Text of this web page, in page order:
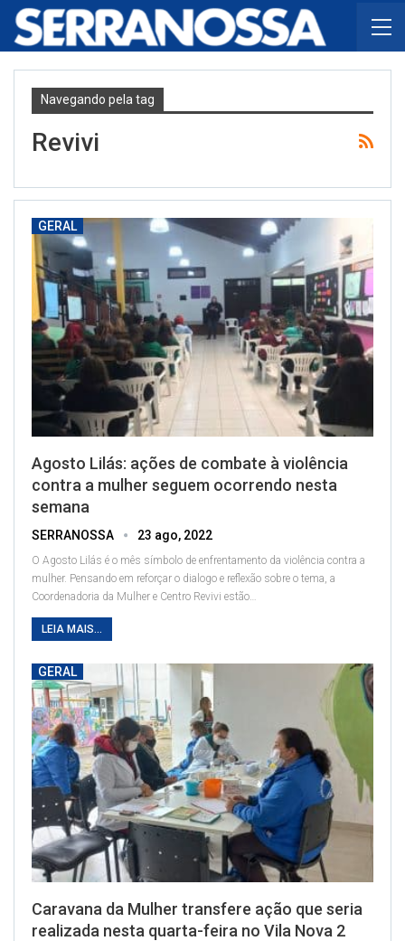
Navegando pela tag
Revivi
GERAL
Agosto Lilás: ações de combate à violência
contra a mulher seguem ocorrendo nesta
semana
SERRANOSSA 23 ago, 2022
O Agosto Lilás é o mês símbolo de enfrentamento da violência contra a
mulher. Pensando em reforçar o dialogo e reflexão sobre o tema, a
Coordenadoria da Mulher e Centro Revivi estão…
LEIA MAIS...
GERAL
Caravana da Mulher transfere ação que seria
realizada nesta quarta-feira no Vila Nova 2